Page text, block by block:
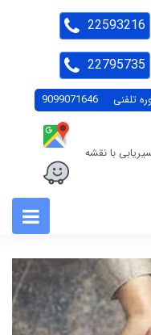
تلفنی 9099071646
با نقشه
22593216
22795735